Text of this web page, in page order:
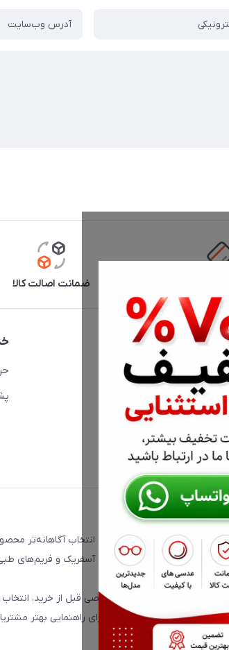
ضمانت اصالت کالا
دسترسی سریع
حساب کاربری
مجله فروشگاه
لیست محصولات
درباره ما
است که با هدف کمک به انتخاب آگاهانه‌تر
فتوکرومیک، تدریجی، دبل آسفریک و فریم‌های
دقیق محصولات و مشاوره تخصصی قبل از خرید، انتخاب
پشتیبانی از طریق واتساپ برای راهنمایی بهتر